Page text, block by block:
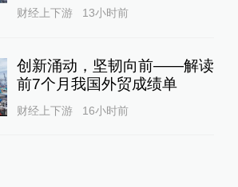
财经上下游 13小时前
创新涌动，坚韧向前——解读
前7个月我国外贸成绩单
财经上下游 16小时前